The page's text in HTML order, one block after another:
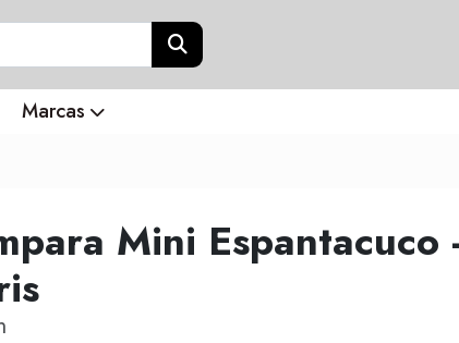
Marcas
Mini Espantacuco